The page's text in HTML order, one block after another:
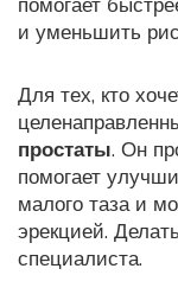
и уменьшить
Для тех, кто
простаты. Он
помогает
малого таза и
эрекцией.
специалиста.